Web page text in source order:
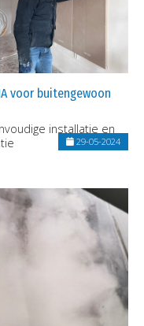
voor buitengewoon
installatie en
29-05-2024